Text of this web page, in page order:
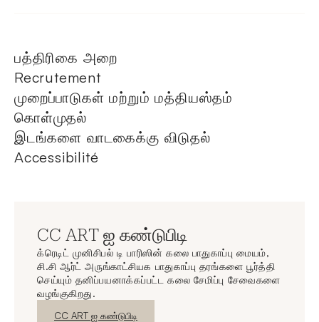
பத்திரிகை அறை
Recrutement
முறைப்பாடுகள் மற்றும் மத்தியஸ்தம்
கொள்முதல்
இடங்களை வாடகைக்கு விடுதல்
Accessibilité
CC ART ஐ கண்டுபிடி
க்ரெடிட் முனிசிபல் டி பாரிஸின் கலை பாதுகாப்பு மையம்,
சி.சி ஆர்ட் அருங்காட்சியக பாதுகாப்பு தரங்களை பூர்த்தி
செய்யும் தனிப்பயனாக்கப்பட்ட கலை சேமிப்பு சேவைகளை
வழங்குகிறது.
புதிய சாளரம்
CC ART ஐ கண்டுபிடி